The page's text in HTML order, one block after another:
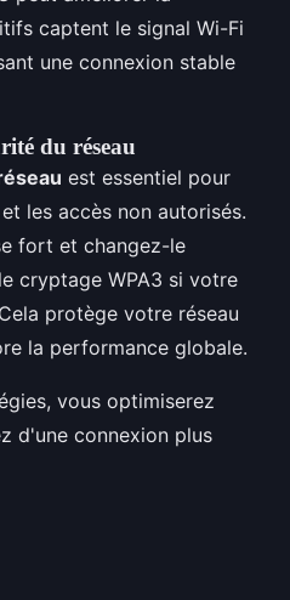
captent le signal Wi-Fi
une connexion stable
du réseau
est essentiel pour
les accès non autorisés.
fort et changez-le
cryptage WPA3 si votre
protège votre réseau
la performance globale.
vous optimiserez
d'une connexion plus